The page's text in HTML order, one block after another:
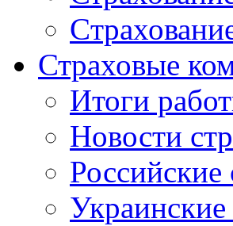
Страховые
Итоги
Новости